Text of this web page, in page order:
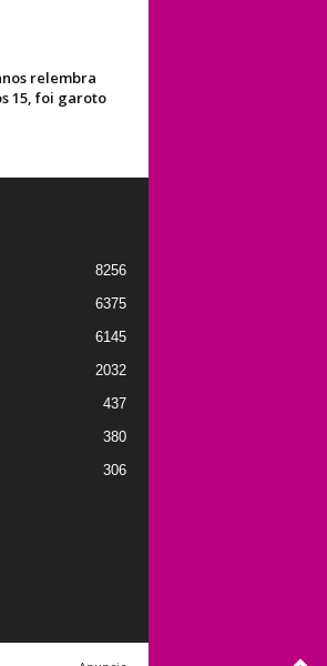
relembra
15, foi garoto
8256
6375
6145
2032
437
380
306